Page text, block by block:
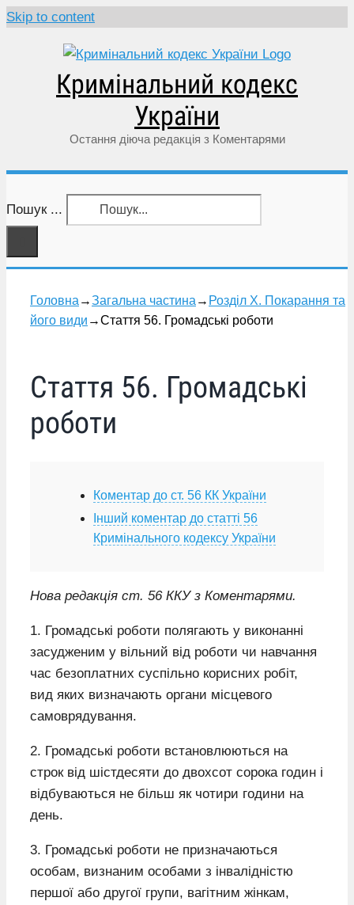
Skip to content
Кримінальний кодекс
України
Остання діюча редакція з Коментарями
Пошук ...
Головна →Загальна частина → Розділ X. Покарання та
його види →Стаття 56. Громадські роботи
Стаття 56. Громадські
роботи
Коментар до ст. 56 КК України
Інший коментар до статті 56
Кримінального кодексу України
Нова редакція ст. 56 ККУ з Коментарями.
1. Громадські роботи полягають у виконанні
засудженим у вільний від роботи чи навчання
час безоплатних суспільно корисних робіт,
вид яких визначають органи місцевого
самоврядування.
2. Громадські роботи встановлюються на
строк від шістдесяти до двохсот сорока годин і
відбуваються не більш як чотири години на
день.
3. Громадські роботи не призначаються
особам, визнаним особами з інвалідністю
першої або другої групи, вагітним жінкам,